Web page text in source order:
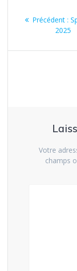
de
l’article
Précédent :
2025
Votre
champs